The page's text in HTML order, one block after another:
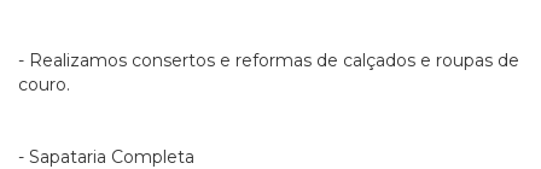
- Realizamos consertos e reformas de calçados e roupas de
couro.
- Sapataria Completa